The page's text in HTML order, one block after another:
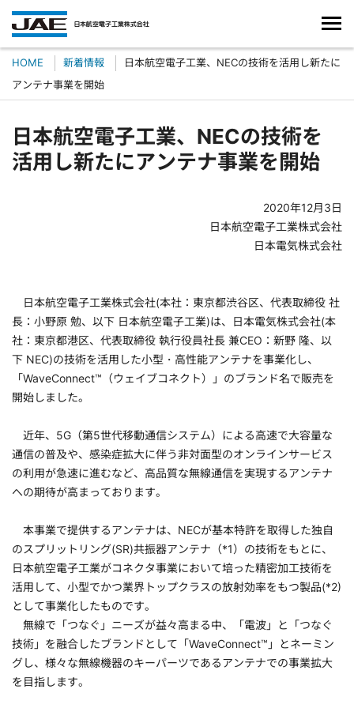
HOME 新着情報
日本航空電子工業、NECの技術を活用し新たに
アンテナ事業を開始
日本航空電子工業、NECの技術を
活用し新たにアンテナ事業を開始
2020年12月3日
日本航空電子工業株式会社
日本電気株式会社
日本航空電子工業株式会社(本社：東京都渋谷区、代表取締役 社
長：小野原 勉、以下 日本航空電子工業)は、日本電気株式会社(本
社：東京都港区、代表取締役 執行役員社長 兼CEO：新野 隆、以
下 NEC)の技術を活用した小型・高性能アンテナを事業化し、
「WaveConnect™（ウェイブコネクト）」のブランド名で販売を
開始しました。
近年、5G（第5世代移動通信システム）による高速で大容量な
通信の普及や、感染症拡大に伴う非対面型のオンラインサービス
の利用が急速に進むなど、高品質な無線通信を実現するアンテナ
への期待が高まっております。
本事業で提供するアンテナは、NECが基本特許を取得した独自
のスプリットリング(SR)共振器アンテナ（*1）の技術をもとに、
日本航空電子工業がコネクタ事業において培った精密加工技術を
活用して、小型でかつ業界トップクラスの放射効率をもつ製品(*2)
として事業化したものです。
無線で「つなぐ」ニーズが益々高まる中、「電波」と「つなぐ
技術」を融合したブランドとして「WaveConnect™」とネーミン
グし、様々な無線機器のキーパーツであるアンテナでの事業拡大
を目指します。